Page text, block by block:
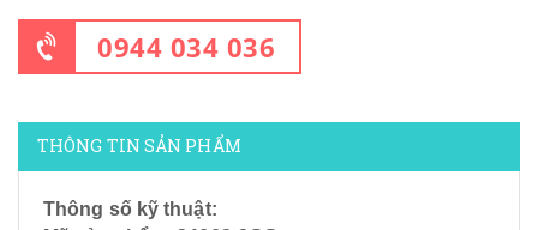
0944 034 036
THÔNG TIN SẢN PHẨM
Thông số kỹ thuật: